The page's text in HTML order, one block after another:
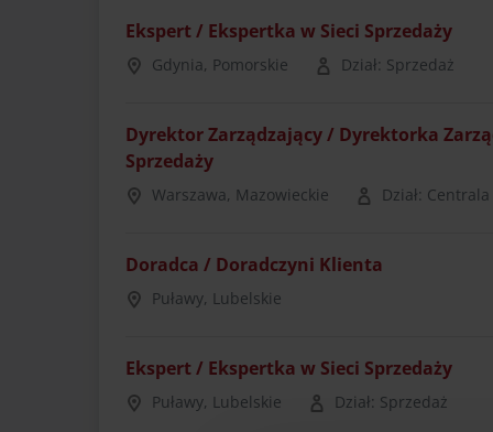
Ekspert / Ekspertka w Sieci Sprzedaży
Gdynia, Pomorskie Dział: Sprzedaż
Dyrektor Zarządzający / Dyrektorka
Sprzedaży
Warszawa, Mazowieckie Dział: Centrala
Doradca / Doradczyni Klienta
Puławy, Lubelskie
Ekspert / Ekspertka w Sieci Sprzedaży
Puławy, Lubelskie Dział: Sprzedaż